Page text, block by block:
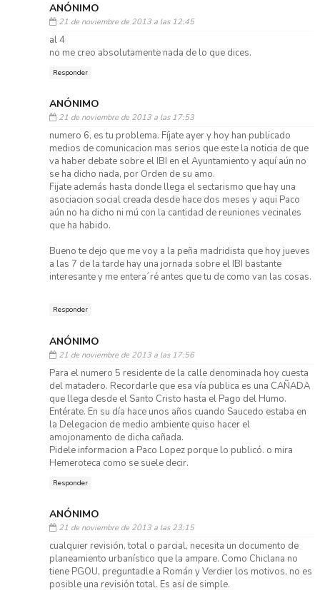
ANÓNIMO
21 de noviembre de 2013 a las 12:45
al 4
no me creo absolutamente nada de lo que dices.
Responder
ANÓNIMO
21 de noviembre de 2013 a las 17:53
numero 6, es tu problema. Fíjate ayer y hoy han publicado
medios de comunicacion mas serios que este la noticia de que
va haber debate sobre el IBI en el Ayuntamiento y aquí aún no
se ha dicho nada, por Orden de su amo.
Fijate además hasta donde llega el sectarismo que hay una
asociacion social creada desde hace dos meses y aqui Paco
aún no ha dicho ni mú con la cantidad de reuniones vecinales
que ha habido.
Bueno te dejo que me voy a la peña madridista que hoy jueves
a las 7 de la tarde hay una jornada sobre el IBI bastante
interesante y me entera´ré antes que tu de como van las cosas.
Responder
ANÓNIMO
21 de noviembre de 2013 a las 17:56
Para el numero 5 residente de la calle denominada hoy cuesta
del matadero. Recordarle que esa vía publica es una CAÑADA
que llega desde el Santo Cristo hasta el Pago del Humo.
Entérate. En su día hace unos años cuando Saucedo estaba en
la Delegacion de medio ambiente quiso hacer el
amojonamento de dicha cañada.
Pidele informacion a Paco Lopez porque lo publicó. o mira
Hemeroteca como se suele decir.
Responder
ANÓNIMO
21 de noviembre de 2013 a las 23:15
cualquier revisión, total o parcial, necesita un documento de
planeamiento urbanístico que la ampare. Como Chiclana no
tiene PGOU, preguntadle a Román y Verdier los motivos, no es
posible una revisión total. Es así de simple.